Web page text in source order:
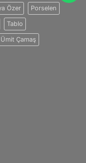
Özer Porselen
Tablo
Ümit Çamaş